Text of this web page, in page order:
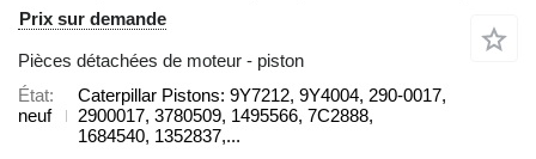
Prix sur demande
Pièces détachées de moteur - piston
État
neuf
Caterpillar Pistons: 9Y7212, 9Y4004, 290-0017,
2900017, 3780509, 1495566, 7C2888,
1684540, 1352837,...